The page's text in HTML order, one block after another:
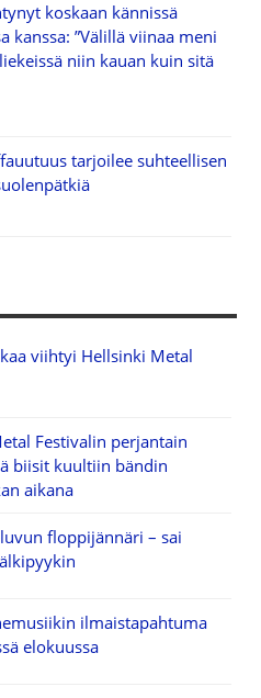
koskaan kännissä
kanssa: ”Välillä viinaa meni
niin kauan kuin sitä
tarjoilee suhteellisen
viihtyi Hellsinki Metal
Festivalin perjantain
biisit kuultiin bändin
aikana
floppijännäri – sai
ilmaistapahtuma
elokuussa